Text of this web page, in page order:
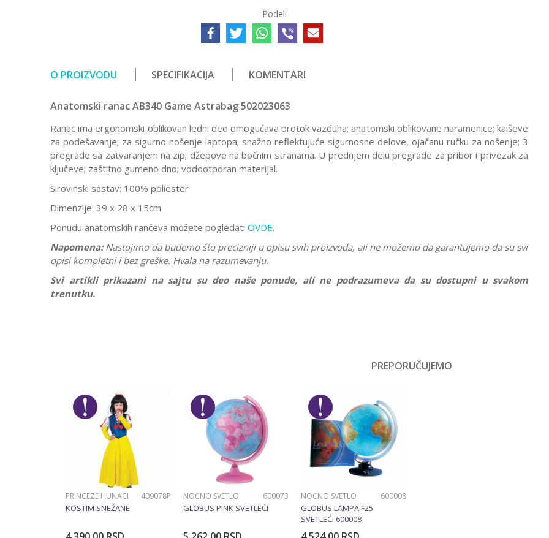
Podeli
O PROIZVODU SPECIFIKACIJA KOMENTARI
Anatomski ranac AB340 Game Astrabag 502023063
Ranac ima ergonomski oblikovan leđni deo omogućava protok vazduha; anatomski oblikovane naramenice; kaiševe
za podešavanje; za sigurno nošenje laptopa; snažno reflektujuće sigurnosne delove, ojačanu ručku za nošenje; 3
pregrade sa zatvaranjem na zip; džepove na bočnim stranama. U prednjem delu pregrade za pribor i privezak za
ključeve; zaštitno gumeno dno; vodootporan materijal.
Sirovinski sastav: 100% poliester
Dimenzije: 39 x 28 x 15cm
Ponudu anatomskih rančeva možete pogledati OVDE.
Napomena: Nastojimo da budemo što precizniji u opisu svih proizvoda, ali ne možemo da garantujemo da su svi
opisi kompletni i bez greške. Hvala na razumevanju.
Svi artikli prikazani na sajtu su deo naše ponude, ali ne podrazumeva da su dostupni u svakom
trenutku.
Brend
No name
Poruka
POŠALJI
PREPORUČUJEMO
PRINCEZE I JUNACI 409078P
KOSTIM SNEŽANE
NOĆNO SVETLO 600073
GLOBUS PINK SVETLEĆI
NOĆNO SVETLO 600008
GLOBUS LAMPA F25
SVETLEĆI 600008